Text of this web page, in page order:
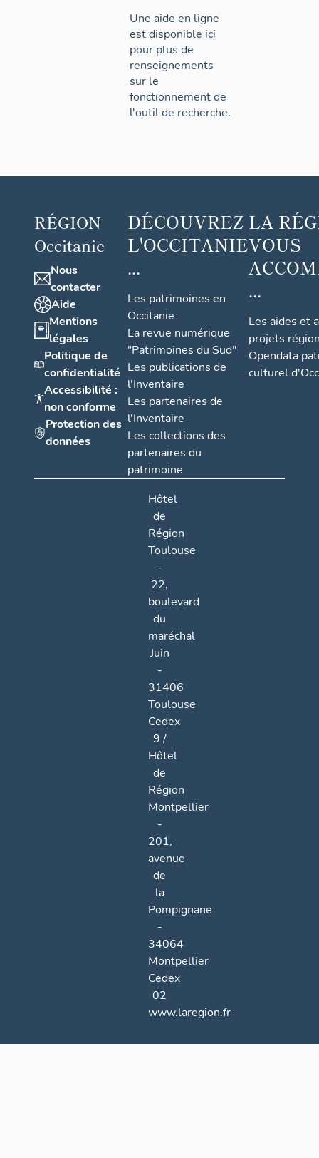
Une aide en ligne
est disponible ici
pour plus de
renseignements
sur le
fonctionnement de
l'outil de recherche.
RÉGION
Occitanie
Nous
contacter
Aide
Mentions
légales
Politique de
confidentialité
Accessibilité :
non conforme
Protection des
données
DÉCOUVREZ
L'OCCITANIE
...
Les patrimoines en
Occitanie
La revue numérique
"Patrimoines du Sud"
Les publications de
l'Inventaire
Les partenaires de
l'Inventaire
Les collections des
partenaires du
patrimoine
LA
VOUS
...
Les aides et
projets
Opendata
culturel
Hôtel
de
Région
Toulouse
-
22,
boulevard
du
maréchal
Juin
-
31406
Toulouse
Cedex
9 /
Hôtel
de
Région
Montpellier
-
201,
avenue
de
la
Pompignane
-
34064
Montpellier
Cedex
02
www.laregion.fr